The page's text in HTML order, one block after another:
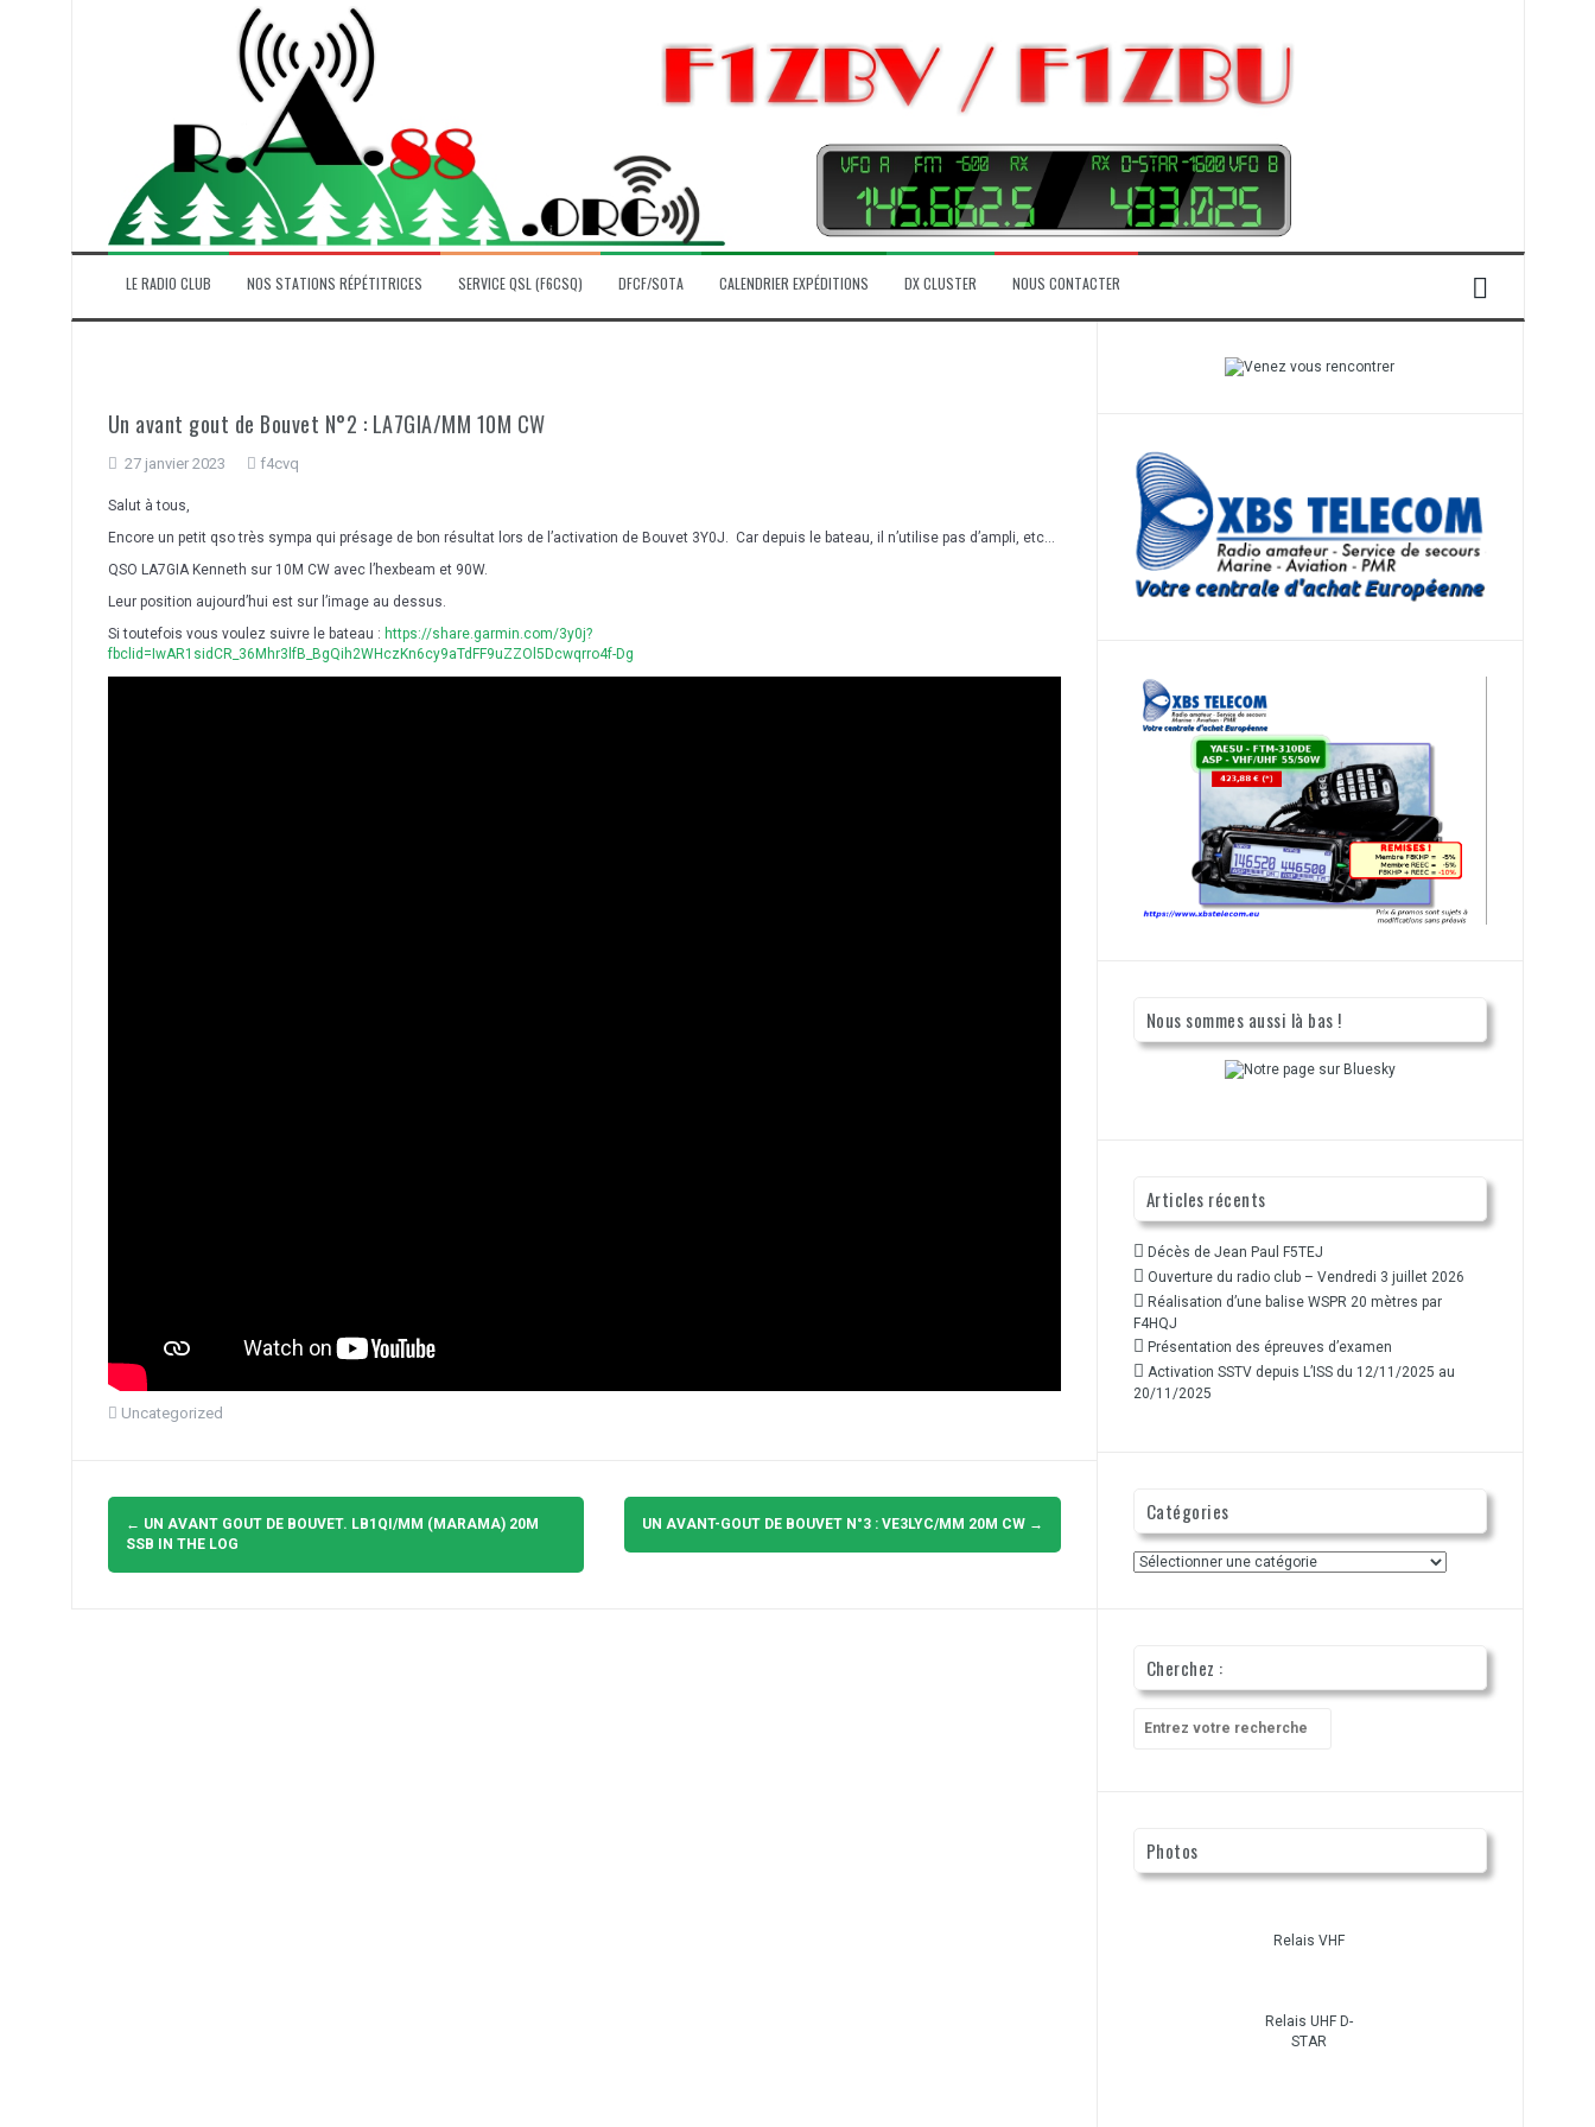
LE RADIO CLUB NOS STATIONS RÉPÉTITRICES SERVICE QSL (F6CSQ) DFCF/SOTA CALENDRIER EXPÉDITIONS DX CLUSTER NOUS CONTACTER
Un avant gout de Bouvet N°2 : LA7GIA/MM 10M CW
27 janvier 2023 f4cvq
Salut à tous,
Encore un petit qso très sympa qui présage de bon résultat lors de l’activation de Bouvet 3Y0J. Car depuis le bateau, il n’utilise pas d’ampli, etc…
QSO LA7GIA Kenneth sur 10M CW avec l’hexbeam et 90W.
Leur position aujourd’hui est sur l’image au dessus.
Si toutefois vous voulez suivre le bateau : https://share.garmin.com/3y0j?
fbclid=IwAR1sidCR_36Mhr3lfB_BgQih2WHczKn6cy9aTdFF9uZZOl5Dcwqrro4f-Dg
Uncategorized
Navigation
d'article
← UN AVANT GOUT DE BOUVET. LB1QI/MM (MARAMA) 20M
SSB IN THE LOG
UN AVANT-GOUT DE BOUVET N°3 : VE3LYC/MM 20M CW →
Nous sommes aussi là bas !
Articles récents
Décès de Jean Paul F5TEJ
Ouverture du radio club – Vendredi 3 juillet 2026
Réalisation d’une balise WSPR 20 mètres par
F4HQJ
Présentation des épreuves d’examen
Activation SSTV depuis L’ISS du 12/11/2025 au
20/11/2025
Catégories
Catégories
Cherchez :
pour
Photos
Relais VHF
Relais UHF D-
STAR